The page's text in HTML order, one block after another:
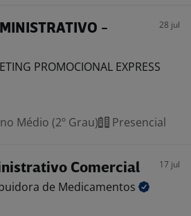
-
28 jul
PROMOCIONAL EXPRESS
Médio (2º Grau) Presencial
Comercial 17 jul
de Medicamentos